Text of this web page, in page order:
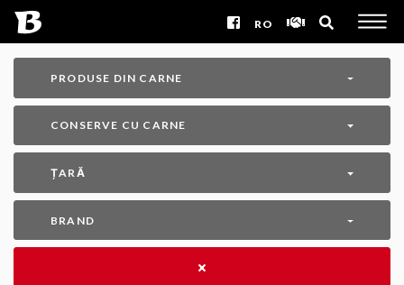
RO
PRODUSE DIN CARNE
CONSERVE CU CARNE
ȚARĂ
BRAND